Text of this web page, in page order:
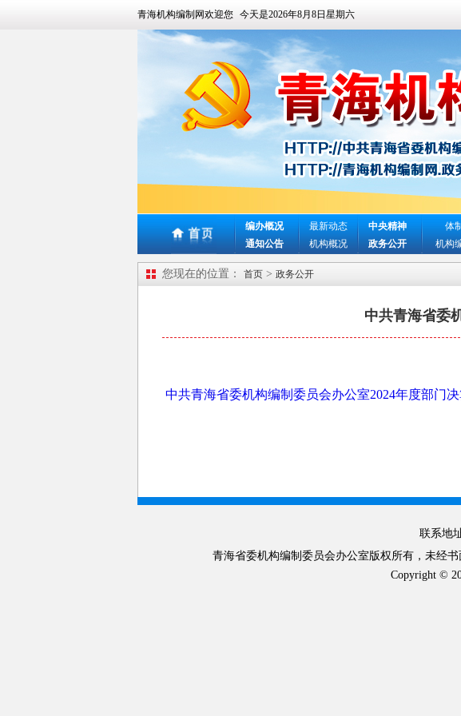
青海机构编制网欢迎您 今天是2026年8月8日星期六
编办概况
通知公告
最新动态
机构概况
中央精神
政务公开
体
机构
您现在的位置： 首页 > 政务公开
中共青海省委
中共青海省委机构编制委员会办公室2024年度部门
联系地
青海省委机构编制委员会办公室版权所有，未经
Copyright ©